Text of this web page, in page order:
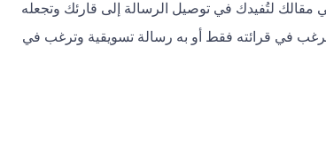
لتُفيدك في توصيل الرسالة إلى قارئك وتجعله
في قرائته فقط أو به رسالة تسويقية وترغب في